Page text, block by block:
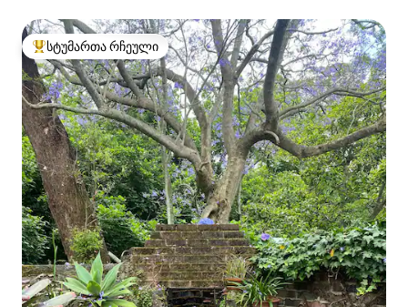
სტუმართა რჩეული მოწინავე ვარიანტი
სტუმართა რჩეული